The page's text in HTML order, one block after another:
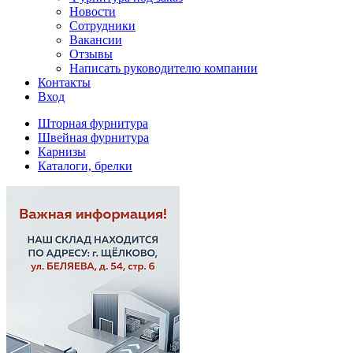
Новости
Сотрудники
Вакансии
Отзывы
Написать руководителю компании
Контакты
Вход
Шторная фурнитура
Швейная фурнитура
Карнизы
Каталоги, брелки